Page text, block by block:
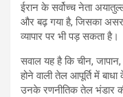
ईरान के सर्वोच्च नेता
और बढ़ गया है, जिसका
व्यापार पर भी पड़ सकता है।
सवाल यह है कि चीन,
होने वाली तेल आपूर्ति में
उनके रणनीतिक तेल भंडार